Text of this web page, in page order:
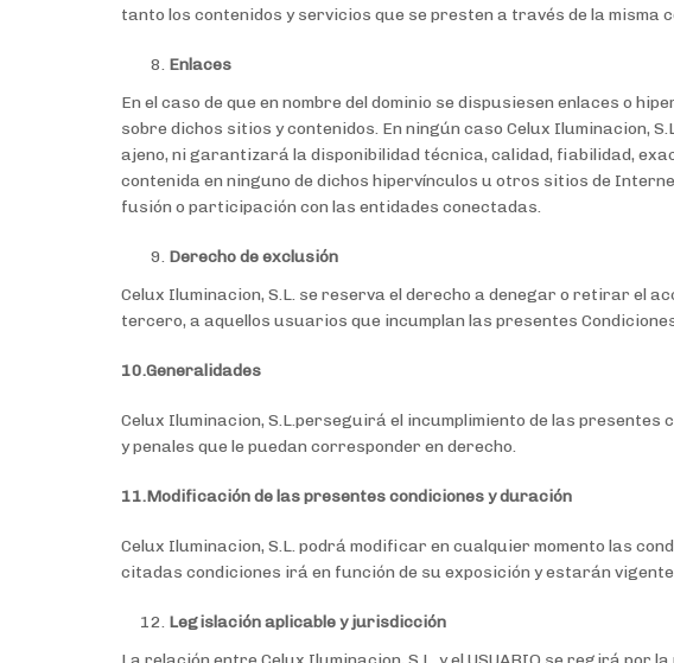
tanto los contenidos y servicios que se presten a través de la misma
Enlaces
En el caso de que en nombre del dominio se dispusiesen enlaces o
sobre dichos sitios y contenidos. En ningún caso Celux Iluminacion,
ajeno, ni garantizará la disponibilidad técnica, calidad, fiabilidad,
contenida en ninguno de dichos hipervínculos u otros sitios de
fusión o participación con las entidades conectadas.
Derecho de exclusión
Celux Iluminacion, S.L. se reserva el derecho a denegar o retirar el
tercero, a aquellos usuarios que incumplan las presentes
10.Generalidades
Celux Iluminacion, S.L.perseguirá el incumplimiento de las
y penales que le puedan corresponder en derecho.
11.Modificación de las presentes condiciones y duración
Celux Iluminacion, S.L. podrá modificar en cualquier momento las
citadas condiciones irá en función de su exposición y estarán
Legislación aplicable y jurisdicción